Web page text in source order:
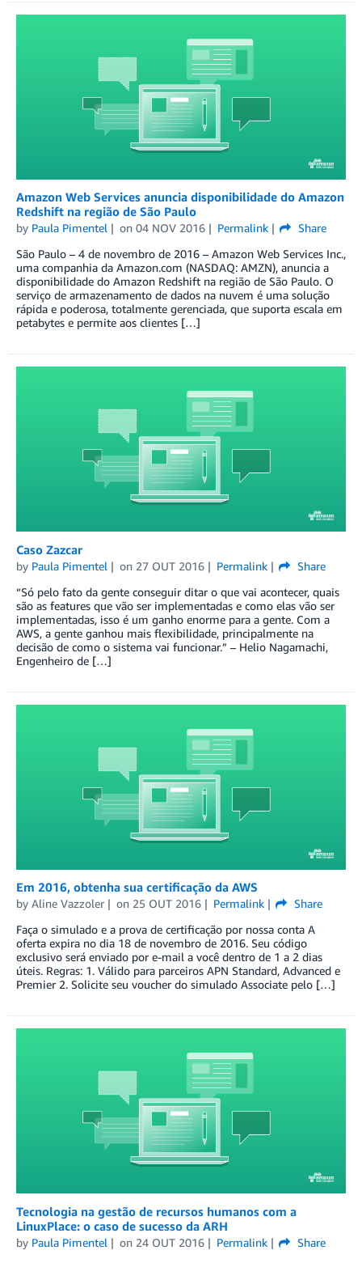
Amazon Web Services anuncia disponibilidade do Amazon
Redshift na região de São Paulo
by Paula Pimentel on 04 NOV 2016 Permalink
Share
São Paulo – 4 de novembro de 2016 – Amazon Web Services Inc.,
uma companhia da Amazon.com (NASDAQ: AMZN), anuncia a
disponibilidade do Amazon Redshift na região de São Paulo. O
serviço de armazenamento de dados na nuvem é uma solução
rápida e poderosa, totalmente gerenciada, que suporta escala em
petabytes e permite aos clientes […]
Caso Zazcar
by Paula Pimentel on 27 OUT 2016 Permalink
Share
“Só pelo fato da gente conseguir ditar o que vai acontecer, quais
são as features que vão ser implementadas e como elas vão ser
implementadas, isso é um ganho enorme para a gente. Com a
AWS, a gente ganhou mais flexibilidade, principalmente na
decisão de como o sistema vai funcionar.” – Helio Nagamachi,
Engenheiro de […]
Em 2016, obtenha sua certificação da AWS
by Aline Vazzoler on 25 OUT 2016 Permalink
Share
Faça o simulado e a prova de certificação por nossa conta A
oferta expira no dia 18 de novembro de 2016. Seu código
exclusivo será enviado por e-mail a você dentro de 1 a 2 dias
úteis. Regras: 1. Válido para parceiros APN Standard, Advanced e
Premier 2. Solicite seu voucher do simulado Associate pelo […]
Tecnologia na gestão de recursos humanos com a
LinuxPlace: o caso de sucesso da ARH
by Paula Pimentel on 24 OUT 2016 Permalink
Share